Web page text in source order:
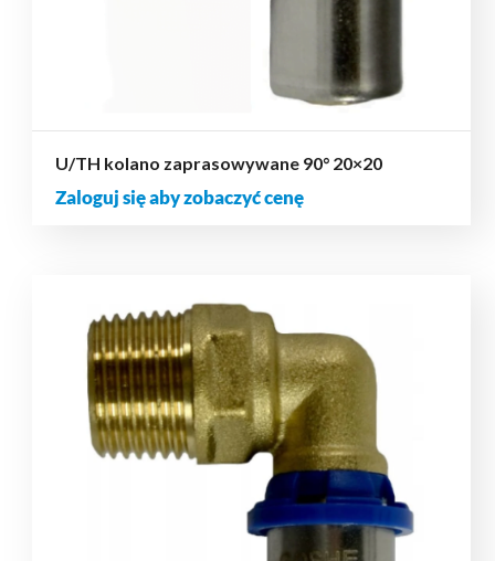
U/TH kolano zaprasowywane 90° 20×20
Zaloguj się aby zobaczyć cenę